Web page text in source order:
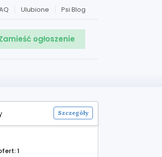
Psi Blog
Ulubione
ogłoszenie
Szczegóły
1